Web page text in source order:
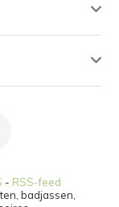
- RSS-feed
badjassen,